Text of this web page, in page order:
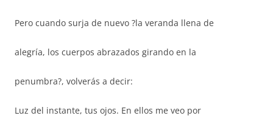
Pero cuando surja de nuevo ?la veranda llena de
alegría, los cuerpos abrazados girando en la
penumbra?, volverás a decir:
Luz del instante, tus ojos. En ellos me veo por